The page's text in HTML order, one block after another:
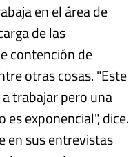
en el área de
de las
contención de
otras cosas. "Este
trabajar pero una
exponencial", dice.
en sus entrevistas